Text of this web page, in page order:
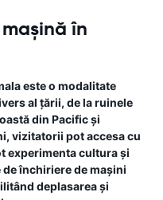
în
este o modalitate
al țării, de la ruinele
din Pacific și
vizitatorii pot accesa cu
experimenta cultura și
închiriere de mașini
deplasarea și